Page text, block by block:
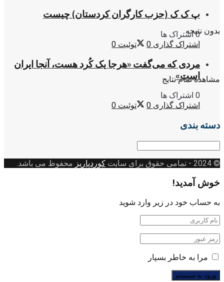
بدون نتیجه
مشاهده تمام نتایج
پ ک ک (حزب کارگران کردستان) چیست
0 اشتراک ها
اشتراک گذاری 0 توئیت 0
مردی که می‌گفت «هرجا یک کُرد هست، آنجا ایران
است»
0 اشتراک ها
اشتراک گذاری 0 توئیت 0
دسته بندی
دسته
© 2024
- تمامی حقوق برای سایت کوردپاریز محفوظ می باشد.
خوش آمدید!
به حساب خود در زیر وارد شوید
مرا به خاطر بسپار